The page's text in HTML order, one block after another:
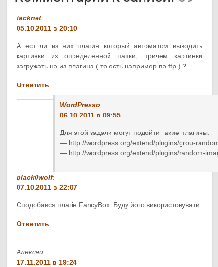
facknet:
05.10.2011 в 20:10
А ест ли из них плагин который автоматом выводить
картинки из определенной папки, причем картинки
загружать не из плагина ( то есть например по ftp ) ?
Ответить
WordPresso:
06.10.2011 в 09:55
Для этой задачи могут подойти такие плагины:
— http://wordpress.org/extend/plugins/grou-
— http://wordpress.org/extend/plugins/random-
black0wolf:
07.10.2011 в 22:07
Сподобався плагін FancyBox. Буду його використовувати.
Ответить
Алексей:
17.11.2011 в 19:24